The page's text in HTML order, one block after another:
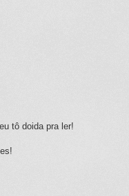
tô doida pra ler!